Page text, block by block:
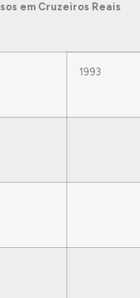
em Cruzeiros Reais
1993